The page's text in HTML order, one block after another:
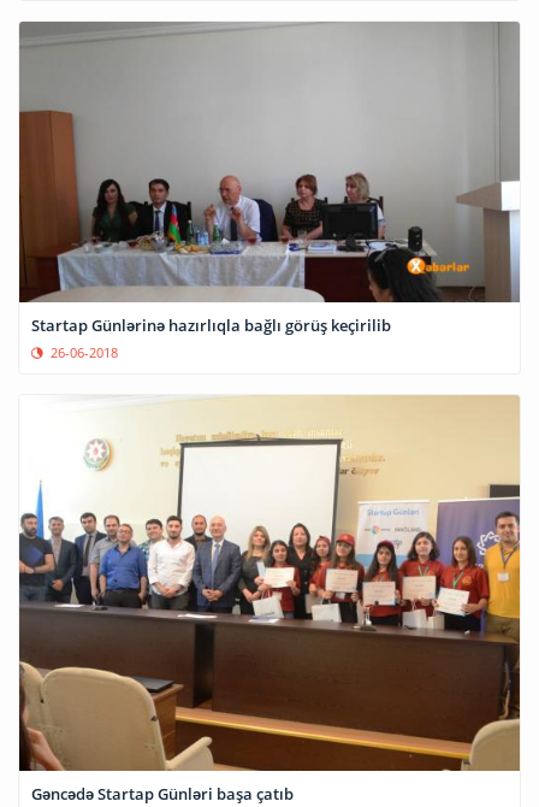
Startap Günlərinə hazırlıqla bağlı görüş keçirilib
26-06-2018
Gəncədə Startap Günləri başa çatıb